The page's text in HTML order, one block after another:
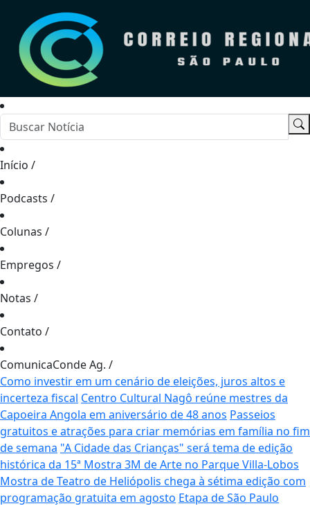
Início /
Podcasts /
Colunas /
Empregos /
Notas /
Contato /
ComunicaConde Ag. /
Como investir em um cenário de eleições, juros altos e
incerteza fiscal Centro Cultural Nagô reúne mestres da
Capoeira Angola em aniversário de 48 anos Passeios
gratuitos e atrações para criar memórias em família no fim
de semana "A Cidade das Crianças" será tema de edição
histórica da 15ª Mostra 3M de Arte no Parque Villa-Lobos
Mostra de Teatro de Heliópolis chega à sétima edição com
programação gratuita em agosto Etapa de São Paulo